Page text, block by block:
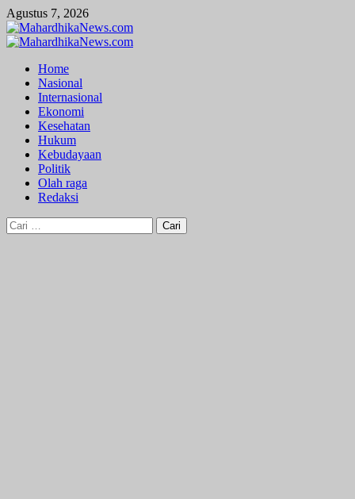
Skip
to
content
Agustus 7, 2026
Primary
Home
Nasional
Internasional
Ekonomi
Kesehatan
Hukum
Kebudayaan
Politik
Olah raga
Redaksi
Cari
untuk: